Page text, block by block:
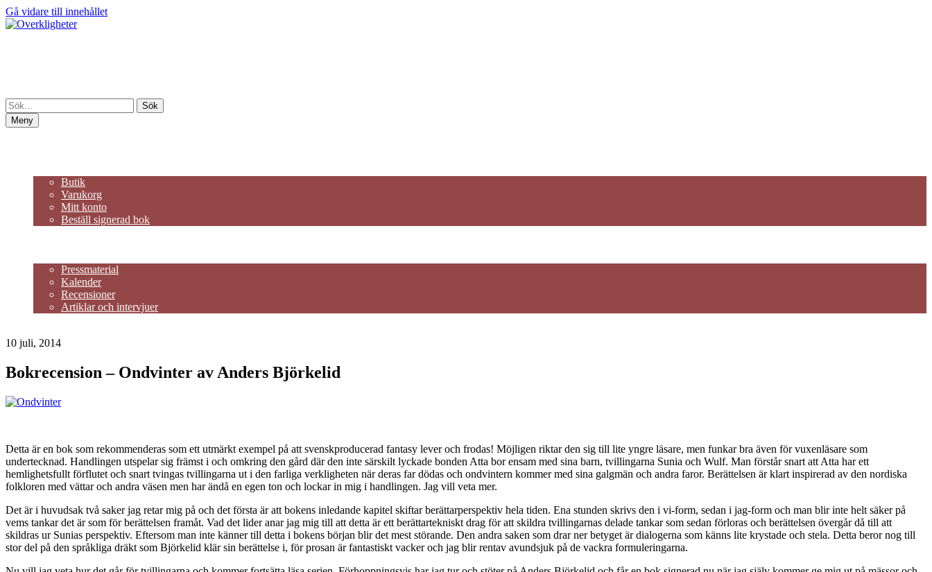
Gå vidare till innehållet
Meny
Butik
Varukorg
Mitt konto
Beställ signerad bok
Pressmaterial
Kalender
Recensioner
Artiklar och intervjuer
10 juli, 2014
Bokrecension – Ondvinter av Anders Björkelid
Detta är en bok som rekommenderas som ett utmärkt exempel på att svenskproducerad fantasy lever och frodas! Möjligen riktar den sig till lite yngre läsare, men funkar bra även för vuxenläsare som
undertecknad. Handlingen utspelar sig främst i och omkring den gård där den inte särskilt lyckade bonden Atta bor ensam med sina barn, tvillingarna Sunia och Wulf. Man förstår snart att Atta har ett
hemlighetsfullt förflutet och snart tvingas tvillingarna ut i den farliga verkligheten när deras far dödas och ondvintern kommer med sina galgmän och andra faror. Berättelsen är klart inspirerad av den nordiska
folkloren med vättar och andra väsen men har ändå en egen ton och lockar in mig i handlingen. Jag vill veta mer.
Det är i huvudsak två saker jag retar mig på och det första är att bokens inledande kapitel skiftar berättarperspektiv hela tiden. Ena stunden skrivs den i vi-form, sedan i jag-form och man blir inte helt säker på
vems tankar det är som för berättelsen framåt. Vad det lider anar jag mig till att detta är ett berättartekniskt drag för att skildra tvillingarnas delade tankar som sedan förloras och berättelsen övergår då till att
skildras ur Sunias perspektiv. Eftersom man inte känner till detta i bokens början blir det mest störande. Den andra saken som drar ner betyget är dialogerna som känns lite krystade och stela. Detta beror nog till
stor del på den språkliga dräkt som Björkelid klär sin berättelse i, för prosan är fantastiskt vacker och jag blir rentav avundsjuk på de vackra formuleringarna.